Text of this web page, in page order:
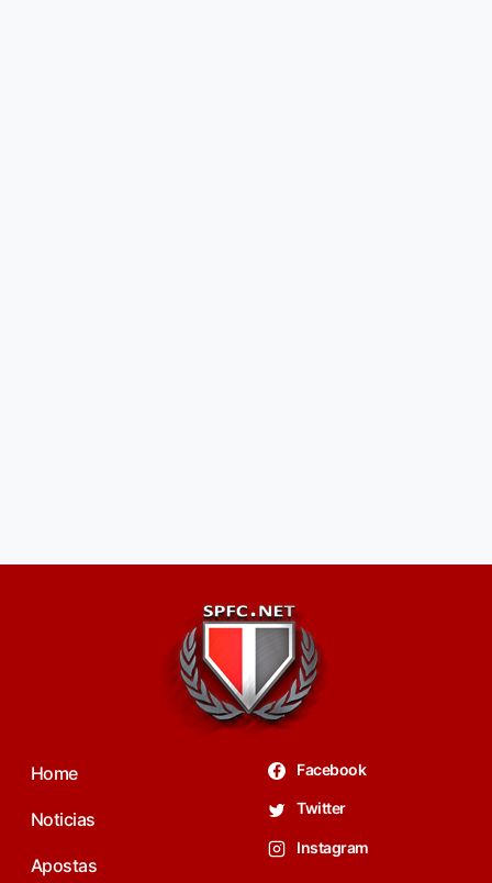
Home
Noticias
Apostas
Facebook
Twitter
Instagram